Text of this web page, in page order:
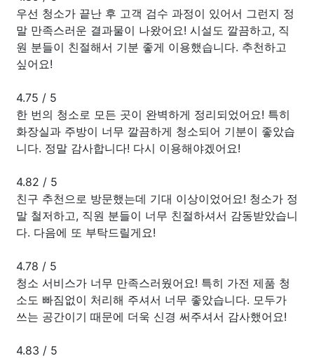
우선 청소가 끝난 후 고객 검수 과정이 있어서 그런지 정
말 만족스러운 결과물이 나왔어요! 시설도 깔끔하고, 직
원 분들이 친절해서 기분 좋게 이용했습니다. 추천하고
싶어요!
4.75 / 5
한 번의 청소로 모든 곳이 완벽하게 정리되었어요! 특히
화장실과 주방이 너무 깔끔하게 청소되어 기분이 좋았습
니다. 정말 감사합니다! 다시 이용해야겠어요!
4.82 / 5
친구 추천으로 방문했는데 기대 이상이었어요! 청소가 정
말 철저하고, 직원 분들이 너무 친절하셔서 감동받았습니
다. 다음에 또 부탁드릴게요!
4.78 / 5
청소 서비스가 너무 만족스러웠어요! 특히 가전 제품 청
소도 빠짐없이 처리해 주셔서 너무 좋았습니다. 모두가
쓰는 공간이기 때문에 더욱 신경 써주셔서 감사했어요!
4.83 / 5